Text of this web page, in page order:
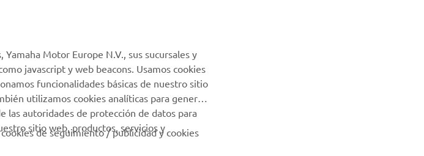
Localizador de
Concesionarios
Gestión de Baterías
Lea nuestra Política de Privacidad para saber cómo procesamos
sus datos personales:
Motor Europe N.V., sus sucursales y
javascript y web beacons. Usamos cookies
funcionalidades básicas de nuestro sitio
utilizamos cookies analíticas para generar
las autoridades de protección de datos para
sitio web, productos, servicios y
de seguimiento / publicidad y cookies